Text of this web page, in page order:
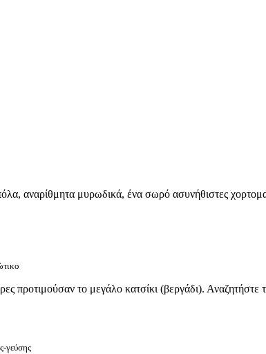
αναρίθμητα μυρωδικά, ένα σωρό ασυνήθιστες
προτιμούσαν το μεγάλο κατσίκι (βεργάδι). Αναζητήστε
γεύσης